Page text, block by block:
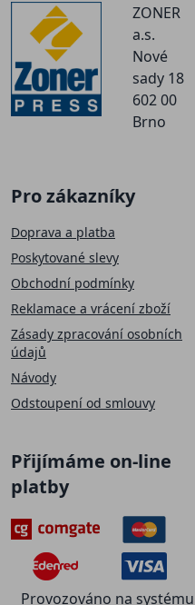
ZONER
a.s.
Nové
sady 18
602 00
Brno
Pro zákazníky
Doprava a platba
Poskytované slevy
Obchodní podmínky
Reklamace a vrácení zboží
Zásady zpracování osobních
údajů
Návody
Odstoupení od smlouvy
Přijímáme on-line
platby
Provozováno na